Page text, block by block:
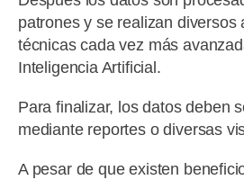
patrones y se realizan diversos
técnicas cada vez más
Inteligencia Artificial.
Para finalizar, los datos deben
mediante reportes o diversas
A pesar de que existen